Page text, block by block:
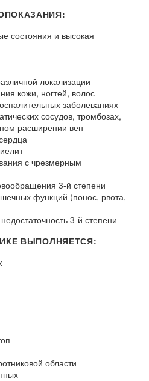
состояния и высокая
локализации
кожи, ногтей, волос
заболеваниях
сосудов, тромбозах,
расширении вен
с чрезмерным
3-й степени
функций (понос, рвота,
3-й степени
ВЫПОЛНЯЕТСЯ:
области